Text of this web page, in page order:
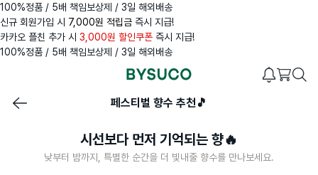
100%정품 / 5배 책임보상제 / 3일 해외배송
신규 회원가입 시 7,000원 적립금 즉시 지급!
카카오 플친 추가 시 3,000원 할인쿠폰 즉시 지급!
100%정품 / 5배 책임보상제 / 3일 해외배송
페스티벌 향수 추천🎵
시선보다 먼저 기억되는 향🔥
낮부터 밤까지, 특별한 순간을 더 빛내줄 향수를 만나보세요.